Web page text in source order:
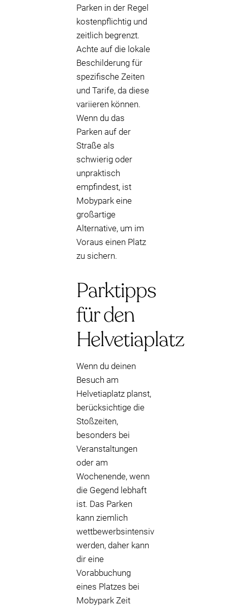
Parken in der Regel
kostenpflichtig und
zeitlich begrenzt.
Achte auf die lokale
Beschilderung für
spezifische Zeiten
und Tarife, da diese
variieren können.
Wenn du das
Parken auf der
Straße als
schwierig oder
unpraktisch
empfindest, ist
Mobypark eine
großartige
Alternative, um im
Voraus einen Platz
zu sichern.
Parktipps
für den
Helvetiaplatz
Wenn du deinen
Besuch am
Helvetiaplatz planst,
berücksichtige die
Stoßzeiten,
besonders bei
Veranstaltungen
oder am
Wochenende, wenn
die Gegend lebhaft
ist. Das Parken
kann ziemlich
wettbewerbsintensiv
werden, daher kann
dir eine
Vorabbuchung
eines Platzes bei
Mobypark Zeit